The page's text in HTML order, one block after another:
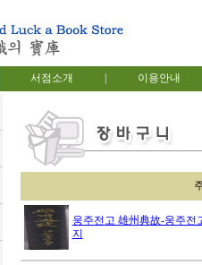
서점소개 이용안내
웅주전고 雄州典故-웅주전
지